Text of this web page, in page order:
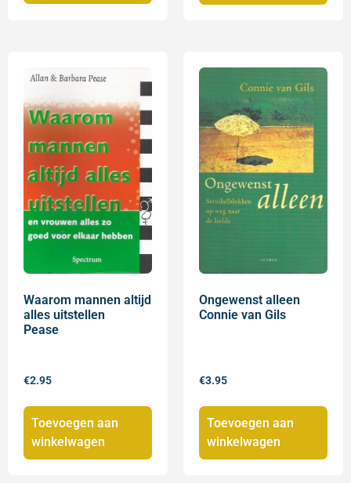
Waarom mannen altijd
alles uitstellen
Pease
€2.95
Toevoegen aan
winkelwagen
Ongewenst alleen
Connie van Gils
€3.95
Toevoegen aan
winkelwagen